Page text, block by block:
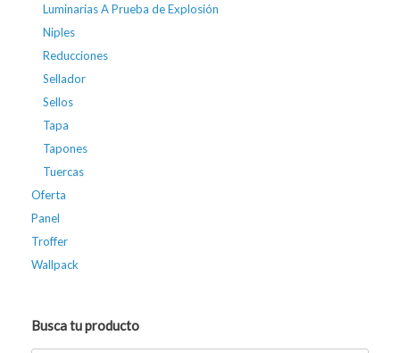
Luminarias A Prueba de Explosión
Niples
Reducciones
Sellador
Sellos
Tapa
Tapones
Tuercas
Oferta
Panel
Troffer
Wallpack
Busca tu producto